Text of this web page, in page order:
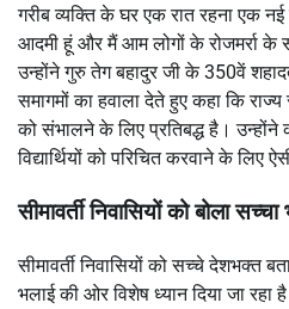
गरीब व्यक्ति के घर एक रात रहना एक
आदमी हूं और मैं आम लोगों के रोजमर्रा के
उन्होंने गुरु तेग बहादुर जी के 350वें
समागमों का हवाला देते हुए कहा कि
को संभालने के लिए प्रतिबद्ध है। उन्होंने
विद्यार्थियों को परिचित करवाने के लिए
सीमावर्ती निवासियों को बोला
सीमावर्ती निवासियों को सच्चे देशभक्त
भलाई की ओर विशेष ध्यान दिया जा रहा